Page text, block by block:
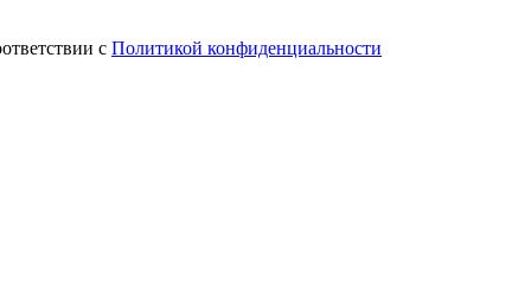
с Политикой конфиденциальности